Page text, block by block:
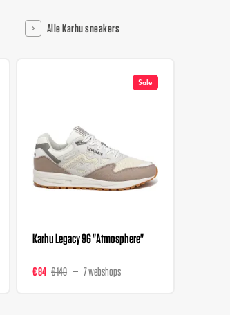
Alle Karhu sneakers
Sale
Karhu Legacy 96 "Atmosphere"
€ 84 € 140 7 webshops